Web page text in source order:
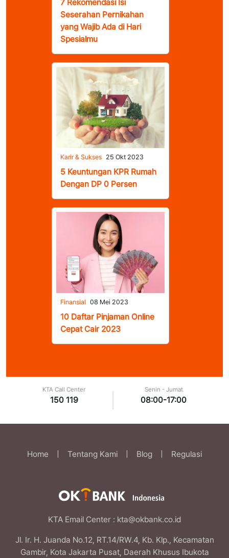
7 Rekomendasi Isi
Seserahan Pernikahan
yang Wajib Ada di Hari
Spesialmu
Karir & Sukses 25 Okt 2023
5 Keuntungan KPR Rumah
Dengan DP 0 Persen
Finansial 08 Mei 2023
10 Daftar Pinjaman Online
Cepat Cair 2023
KTA Call Center
150 119
Senin - Jumat
08:00-17:00
Home Tentang Kami Blog Regulasi
KTA Email Center : kta@okbank.co.id
Jl. Ir. H. Juanda No.12, RT.14/RW.4, Kb. Klp., Kecamatan
Gambir, Kota Jakarta Pusat, Daerah Khusus Ibukota